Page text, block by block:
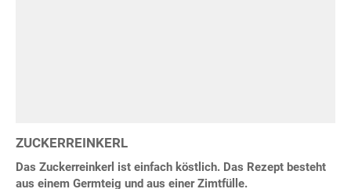
ZUCKERREINKERL
Das Zuckerreinkerl ist einfach köstlich. Das Rezept besteht
aus einem Germteig und aus einer Zimtfülle.